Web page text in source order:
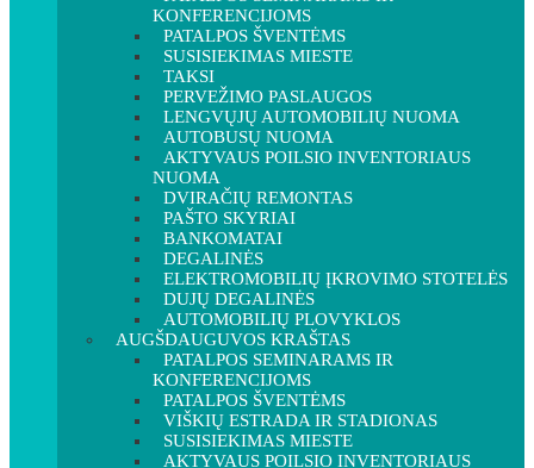
KONFERENCIJOMS
PATALPOS ŠVENTĖMS
SUSISIEKIMAS MIESTE
TAKSI
PERVEŽIMO PASLAUGOS
LENGVŲJŲ AUTOMOBILIŲ NUOMA
AUTOBUSŲ NUOMA
AKTYVAUS POILSIO INVENTORIAUS
NUOMA
DVIRAČIŲ REMONTAS
PAŠTO SKYRIAI
BANKOMATAI
DEGALINĖS
ELEKTROMOBILIŲ ĮKROVIMO STOTELĖS
DUJŲ DEGALINĖS
AUTOMOBILIŲ PLOVYKLOS
AUGŠDAUGUVOS KRAŠTAS
PATALPOS SEMINARAMS IR
KONFERENCIJOMS
PATALPOS ŠVENTĖMS
VIŠKIŲ ESTRADA IR STADIONAS
SUSISIEKIMAS MIESTE
AKTYVAUS POILSIO INVENTORIAUS